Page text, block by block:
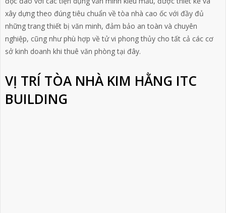
xây dựng theo đúng tiêu chuẩn về tòa nhà cao ốc với đầy đủ
những trang thiết bị văn minh, đảm bảo an toàn và chuyên
nghiệp, cũng như phù hợp về tử vi phong thủy cho tất cả các cơ
sở kinh doanh khi thuê văn phòng tại đây.
VỊ TRÍ TÒA NHÀ KIM HẰNG ITC
BUILDING